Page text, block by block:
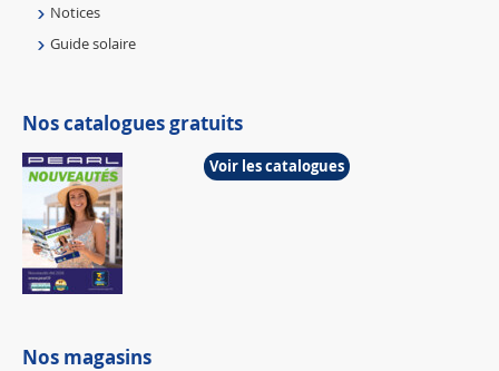
Notices
Guide solaire
Nos catalogues gratuits
Voir les catalogues
Nos magasins